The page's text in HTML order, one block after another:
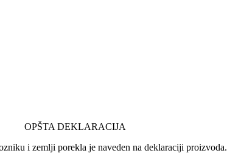
OPŠTA DEKLARACIJA
i zemlji porekla je naveden na deklaraciji proizvoda.